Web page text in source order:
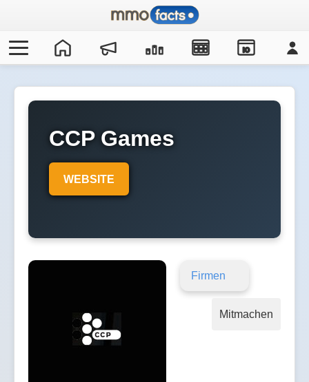
IO
CCP Games
WEBSITE
Firmen
Mitmachen